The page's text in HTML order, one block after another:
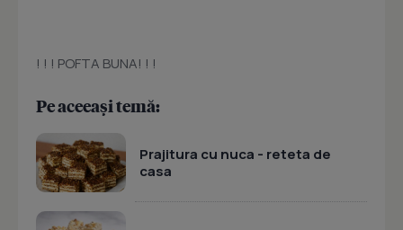
! ! ! POFTA BUNA! ! !
Pe aceeași temă:
Prajitura cu nuca - reteta de
casa